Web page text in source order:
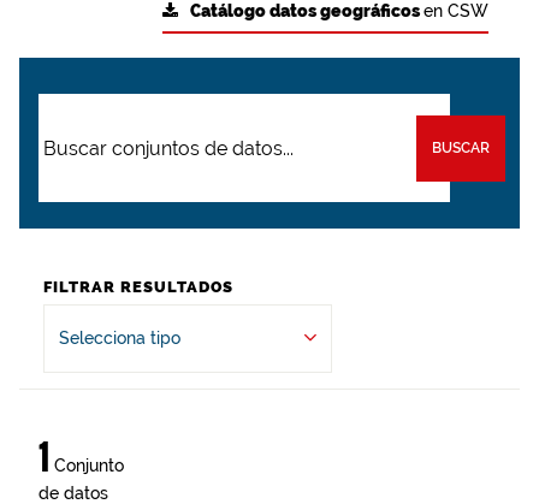
Catálogo datos geográficosen CSW
BUSCAR
FILTRAR RESULTADOS
Selecciona tipo
1 Conjunto
de datos